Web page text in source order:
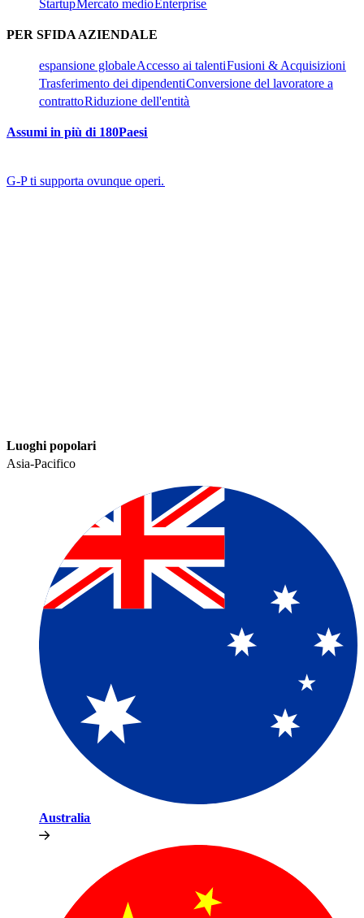
Startup​​Mercato medio​​ Enterprise​​
PER SFIDA AZIENDALE​​
espansione globale​​Accesso ai talenti​​Fusioni & Acquisizioni​​
Trasferimento dei dipendenti​​Conversione del lavoratore a
contratto​​Riduzione dell'entità​​
Assumi in più di 180Paesi​​
G-P ti supporta ovunque operi.​​
Luoghi popolari​​
Asia-Pacifico​​
Australia​​